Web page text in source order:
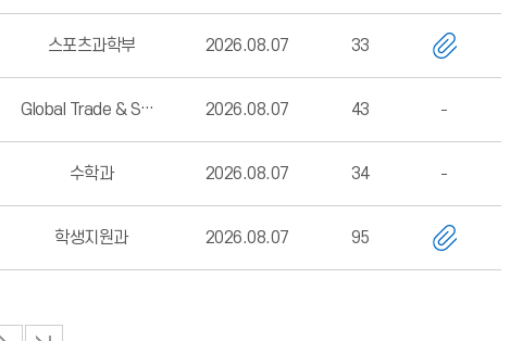
스포츠과학부 2026.08.07 33
Global Trade & Service학부 2026.08.07 43
수학과 2026.08.07 34
학생지원과 2026.08.07 95